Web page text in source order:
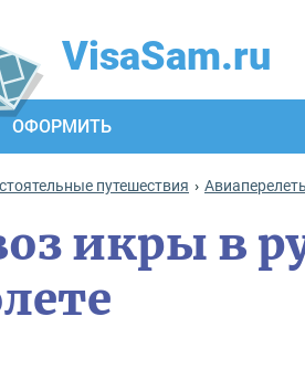
VisaSam.ru
ОФОРМИТЬ
путешествия
икры в